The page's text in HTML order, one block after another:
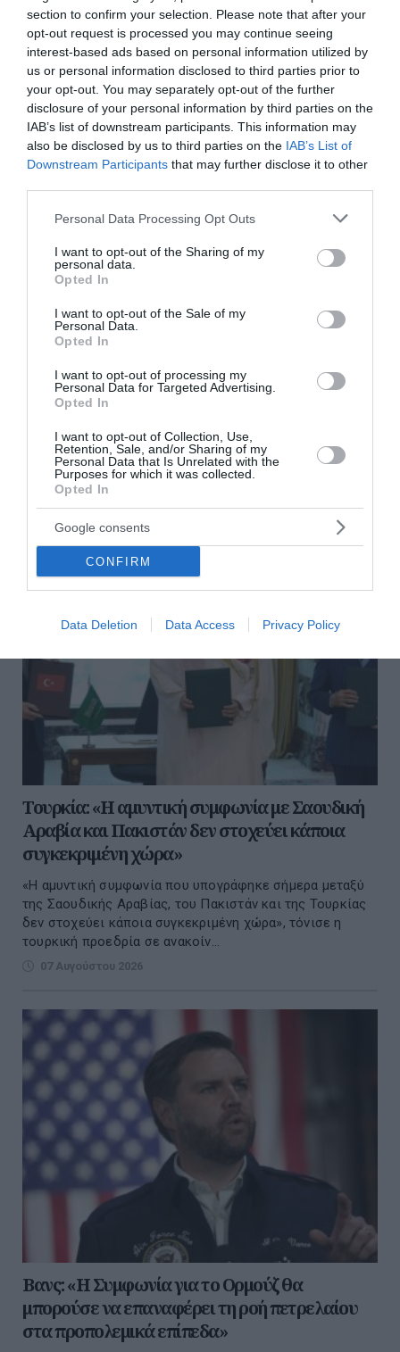
section to confirm your selection. Please note that after your
opt-out request is processed you may continue seeing
interest-based ads based on personal information utilized by
us or personal information disclosed to third parties prior to
your opt-out. You may separately opt-out of the further
disclosure of your personal information by third parties on the
IAB’s list of downstream participants. This information may
also be disclosed by us to third parties on the IAB’s List of
Downstream Participants that may further disclose it to other
Please note that this website/app uses one or more Google
not limited to your visit or usage behaviour. You may click to
grant or deny consent to Google and its third-party tags to
use your data for below specified purposes in below Google
consent section.
Personal Data Processing Opt Outs
I want to opt-out of the Sharing of my
personal data.
Opted In
I want to opt-out of the Sale of my
Personal Data.
Opted In
I want to opt-out of processing my
Personal Data for Targeted Advertising.
Opted In
I want to opt-out of Collection, Use,
Retention, Sale, and/or Sharing of my
Personal Data that Is Unrelated with the
Purposes for which it was collected.
Opted In
Google consents
CONFIRM
Data Deletion Data Access Privacy Policy
ΟΛΕΣ ΟΙ ΕΙΔΗΣΕΙΣ →
διαβάστε ακόμη
Συρία: Πώς ένα ξεχασμένο σημειωματάριο
οδήγησε στα ίχνη αρχικατασκόπου του Άσαντ
Ένα σημειωματάριο, ξεχασμένο μέσα στο διαμέρισμα
καθεστώτος του Μπασάρ αλ Άσαντ στη Δαμασκό,
αποτέλεσε την αφετηρία έρευνας του BBC...
08 Αυγούστου 2026
Τουρκία: «Η αμυντική συμφωνία με Σαουδική
Αραβία και Πακιστάν δεν στοχεύει κάποια
συγκεκριμένη χώρα»
«Η αμυντική συμφωνία που υπογράφηκε σήμερα μεταξύ
της Σαουδικής Αραβίας, του Πακιστάν και της Τουρκίας
δεν στοχεύει κάποια συγκεκριμένη χώρα», τόνισε η
τουρκική προεδρία σε ανακοίν...
07 Αυγούστου 2026
Βανς: «Η Συμφωνία για το Ορμούζ θα
μπορούσε να επαναφέρει τη ροή πετρελαίου
στα προπολεμικά επίπεδα»